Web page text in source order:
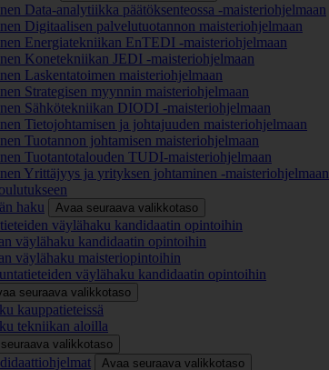
Data-analytiikka päätöksenteossa -maisteriohjelmaan
Digitaalisen palvelutuotannon maisteriohjelmaan
Energiatekniikan EnTEDI -maisteriohjelmaan
Konetekniikan JEDI -maisteriohjelmaan
Laskentatoimen maisteriohjelmaan
Strategisen myynnin maisteriohjelmaan
Sähkötekniikan DIODI -maisteriohjelmaan
Tietojohtamisen ja johtajuuden maisteriohjelmaan
Tuotannon johtamisen maisteriohjelmaan
Tuotantotalouden TUDI-maisteriohjelmaan
Yrittäjyys ja yrityksen johtaminen -maisteriohjelmaan
haku
Avaa seuraava valikkotaso
väylähaku kandidaatin opintoihin
väylähaku kandidaatin opintoihin
väylähaku maisteriopintoihin
väylähaku kandidaatin opintoihin
seuraava valikkotaso
kauppatieteissä
tekniikan aloilla
valikkotaso
Avaa seuraava valikkotaso